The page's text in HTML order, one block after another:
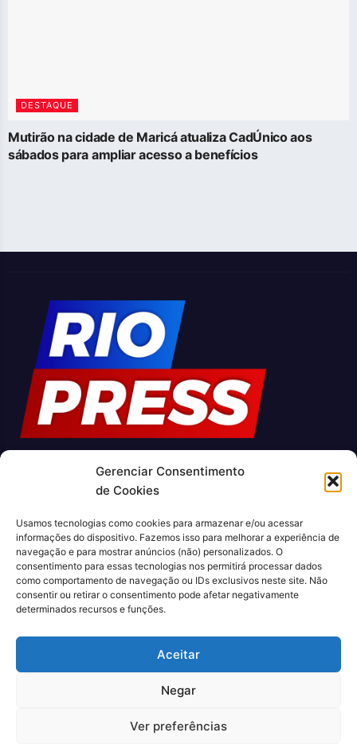
Gerenciar Consentimento
de Cookies
Usamos tecnologias como cookies para armazenar e/ou acessar
informações do dispositivo. Fazemos isso para melhorar a experiência de
navegação e para mostrar anúncios (não) personalizados. O
consentimento para essas tecnologias nos permitirá processar dados
como comportamento de navegação ou IDs exclusivos neste site. Não
consentir ou retirar o consentimento pode afetar negativamente
determinados recursos e funções.
Aceitar
Negar
Ver preferências
DESTAQUE
Mutirão na cidade de Maricá atualiza CadÚnico aos
sábados para ampliar acesso a benefícios
O Jornal Rio Press é um portal de notícias e um jornal
impresso que cobre diversas notícias sobre a cidade do Rio
jornal é uma fonte confiável de informações sobre política,
economia, cultura, entre outros temas relevantes para a
população carioca. Além disso, o Jornal Rio Press oferece
conteúdo exclusivo em sua versão online, trazendo ainda
mais facilidade e comodidade para seus leitores.
CNPJ: 43.699.442/0001-80
© 2022, Agência Padan.Todos os direitos reservados